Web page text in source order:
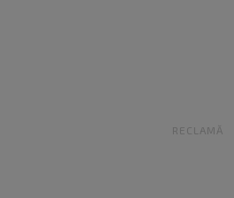
RECLAMĂ